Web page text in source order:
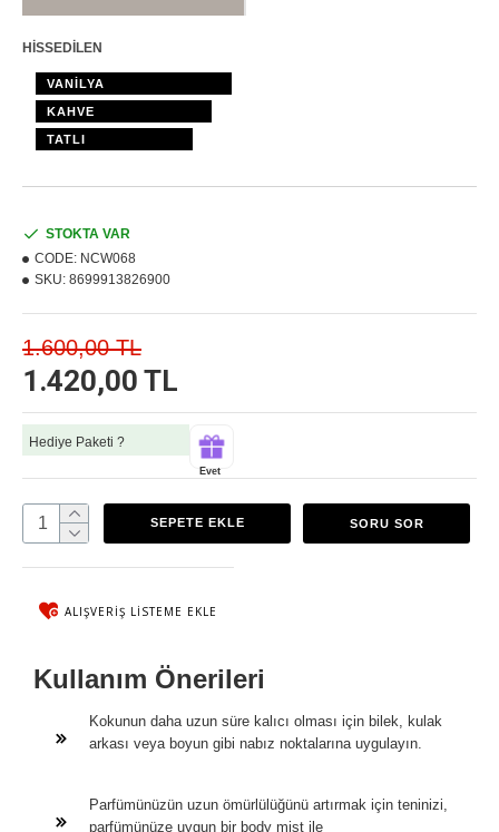
HİSSEDİLEN
VANİLYA
KAHVE
TATLI
1.420,00 TL
1.600,00 TL
STOKTA VAR
CODE: NCW068
SKU: 8699913826900
Hediye Paketi ?
Evet
SEPETE EKLE SORU SOR
ALIŞVERIŞ LISTEME EKLE
Kullanım Önerileri
Kokunun daha uzun süre kalıcı olması için bilek, kulak
arkası veya boyun gibi nabız noktalarına uygulayın.
Parfümünüzün uzun ömürlülüğünü artırmak için teninizi,
parfümünüze uygun bir body mist ile